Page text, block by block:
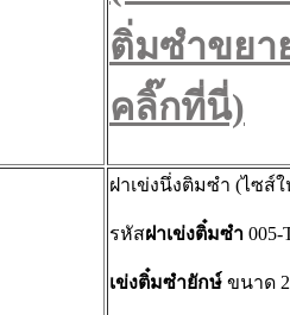
ติ่มซำขยา
คลิ๊กที่นี่)
ฝาเข่งนึ่งติมซำ (ไซส์
รหัสฝาเข่งติ๋มซำ 005-
เข่งติ๋มซำยักษ์ ขนาด